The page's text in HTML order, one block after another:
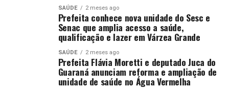
SAÚDE 2 meses ago
Prefeita conhece nova unidade do Sesc e
Senac que amplia acesso a saúde,
qualificação e lazer em Várzea Grande
SAÚDE 2 meses ago
Prefeita Flávia Moretti e deputado Juca do
Guaraná anunciam reforma e ampliação de
unidade de saúde no Água Vermelha